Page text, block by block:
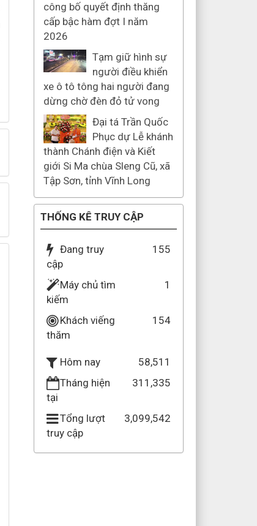
công bố quyết định thăng
cấp bậc hàm đợt I năm
2026
Tạm giữ hình sự
người điều khiển
xe ô tô tông hai người đang
dừng chờ đèn đỏ tử vong
Đại tá Trần Quốc
Phục dự Lễ khánh
thành Chánh điện và Kiết
giới Si Ma chùa Sleng Cũ, xã
Tập Sơn, tỉnh Vĩnh Long
THỐNG KÊ TRUY CẬP
Đang truy
cập
155
Máy chủ tìm
kiếm
1
Khách viếng
thăm
154
Hôm nay
58,511
Tháng hiện
tại
311,335
Tổng lượt
truy cập
3,099,542